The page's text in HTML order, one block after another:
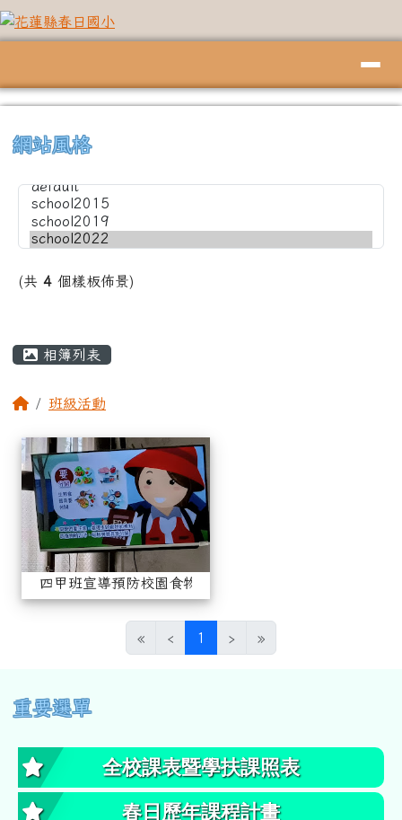
跳至主內容區
花蓮縣春日國小
網站風格
(共 4 個樣板佈景)
相簿列表
回首頁班級活動
相簿列表
四甲班宣導預防校園食物中毒活動花絮
« ‹ 1 (目前頁次)
› »
左邊區域內容
重要選單
全校課表暨學扶課照表
春日歷年課程計畫